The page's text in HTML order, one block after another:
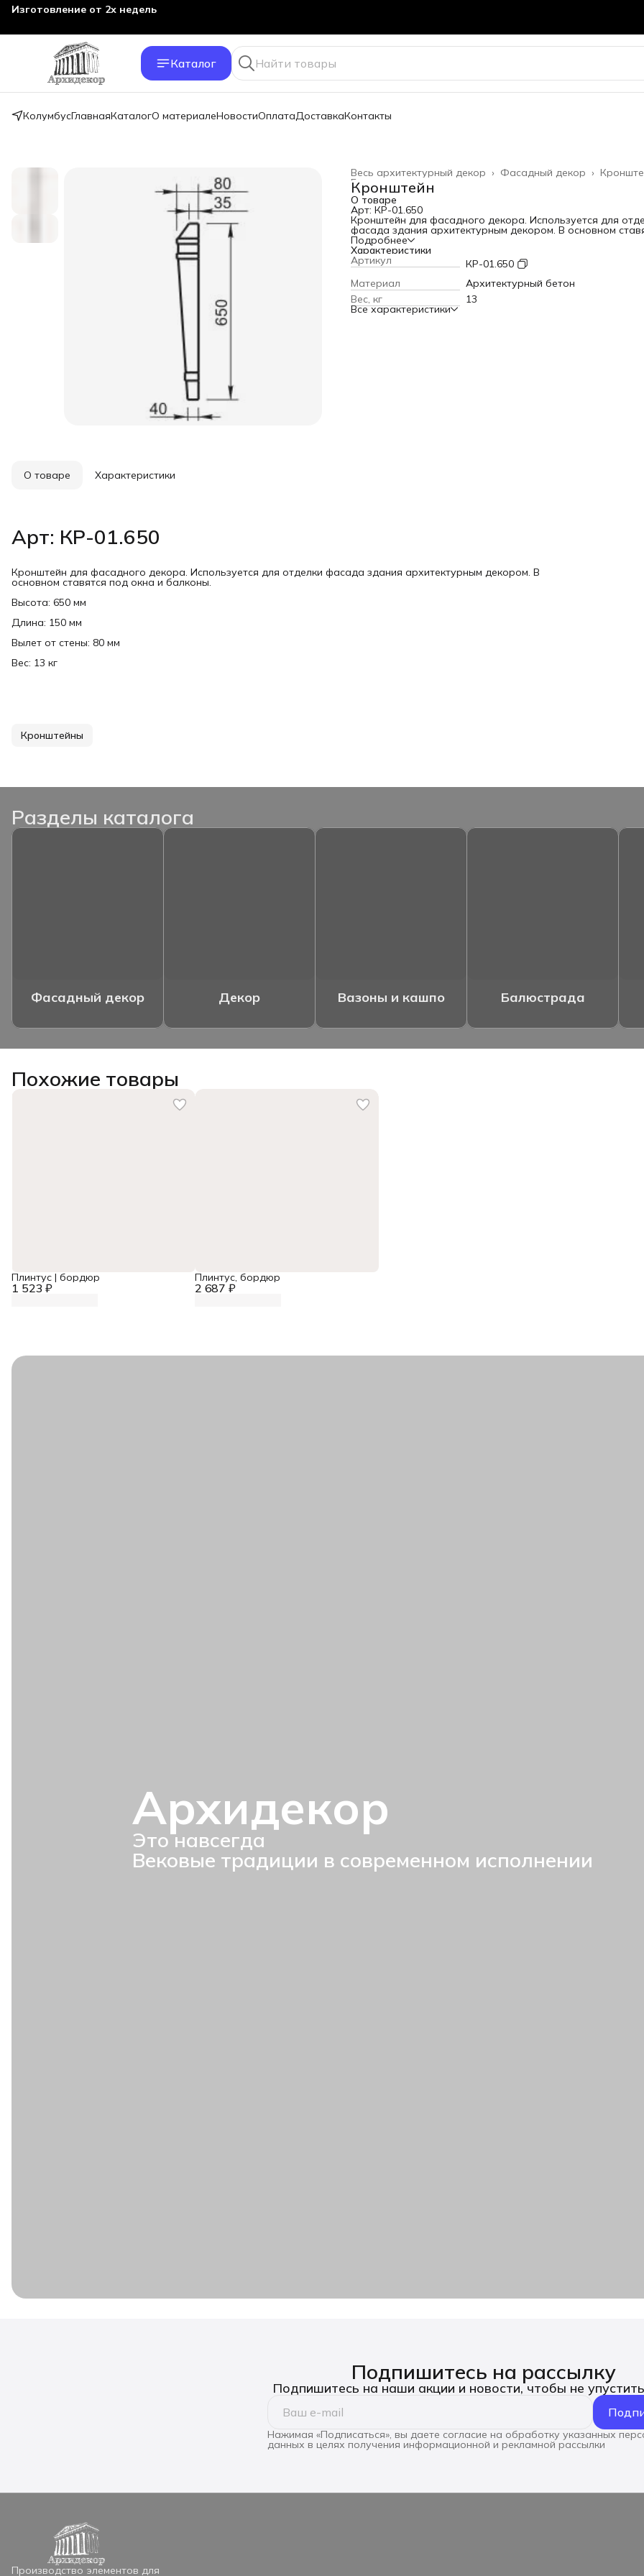
Изготовление от 2х недель
Каталог
КолумбусГлавнаяКаталогО материалеНовостиОплатаДоставкаКонтакты
Фасадный декор ›
Весь архитектурный декор ›
Главная ›
Кронштейн
О товаре
Арт: КР-01.650
Кронштейн для фасадного декора. Используется для
фасада здания архитектурным декором. В основном
под окна и балконы.
Высота: 650 мм
Длина: 150 мм
Вылет от стены: 80 мм
Вес: 13 кг
Подробнее
Характеристики
Артикул
КР-01.650
Материал
Архитектурный бетон
Вес, кг
13
Все характеристики
О товаре Характеристики
Арт: КР-01.650
Кронштейн для фасадного декора. Используется для отделки фасада здания архитектурным декором. В
основном ставятся под окна и балконы.
Высота: 650 мм
Длина: 150 мм
Вылет от стены: 80 мм
Вес: 13 кг
Кронштейны
Разделы каталога
Фасадный декор Декор Вазоны и кашпо Балюстрада
Похожие товары
1 523 ₽
Плинтус | бордюр
2 687 ₽
Плинтус, бордюр
Архидекор
Это навсегда
Вековые традиции в современном исполнении
Подпишитесь на рассылку
Подпишитесь на наши акции и новости, чтобы не
Нажимая «Подписаться», вы даете согласие на обработку указанных
данных в целях получения информационной и рекламной рассылки
Производство элементов для